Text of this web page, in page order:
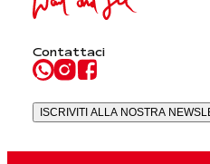
Contattaci
ISCRIVITI ALLA NOSTRA